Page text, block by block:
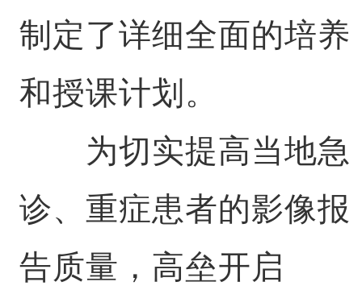
制定了详细全面的培养
和授课计划。
为切实提高当地急
诊、重症患者的影像报
告质量，高垒开启